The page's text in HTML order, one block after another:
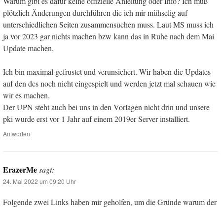
plötzlich Änderungen durchführen die ich mir mühselig auf
unterschiedlichen Seiten zusammensuchen muss. Laut MS muss ich
ja vor 2023 gar nichts machen bzw kann das in Ruhe nach dem Mai
Update machen.
Ich bin maximal gefrustet und verunsichert. Wir haben die Updates
auf den dcs noch nicht eingespielt und werden jetzt mal schauen wie
wir es machen.
Der UPN steht auch bei uns in den Vorlagen nicht drin und unsere
pki wurde erst vor 1 Jahr auf einem 2019er Server installiert.
Antworten
ErazerMesagt:
24. Mai 2022 um 09:20 Uhr
Folgende zwei Links haben mir geholfen, um die Gründe warum der